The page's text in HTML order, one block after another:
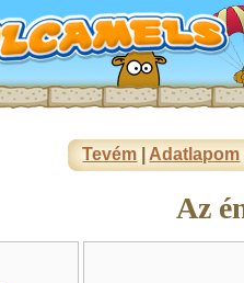
Tevém Adatlapom
Az